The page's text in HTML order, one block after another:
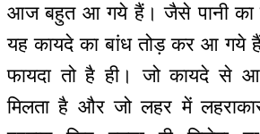
आज बहुत आ गये हैं। जैसे पानी का
यह कायदे का बांध तोड़ कर आ गये
फायदा तो है ही। जो कायदे से
मिलता है और जो लहर में